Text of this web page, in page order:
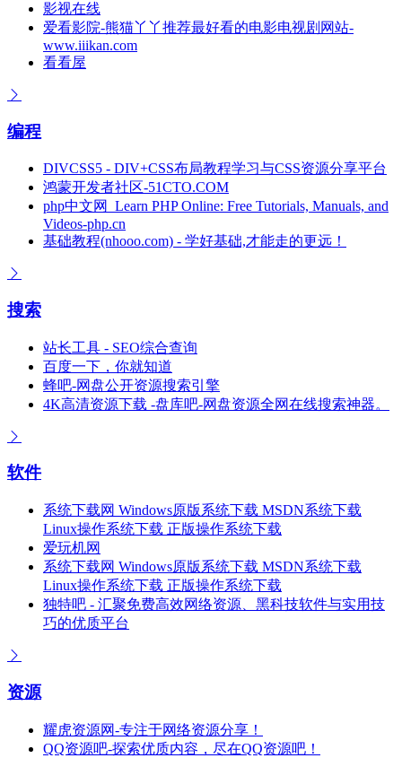
影视在线
爱看影院-熊猫丫丫推荐最好看的电影电视剧网站-
www.iiikan.com
看看屋
编程
DIVCSS5 - DIV+CSS布局教程学习与CSS资源分享平台
鸿蒙开发者社区-51CTO.COM
php中文网_Learn PHP Online: Free Tutorials, Manuals, and
Videos-php.cn
基础教程(nhooo.com) - 学好基础,才能走的更远！
搜索
站长工具 - SEO综合查询
百度一下，你就知道
蜂吧-网盘公开资源搜索引擎
4K高清资源下载 -盘库吧-网盘资源全网在线搜索神器。
软件
系统下载网 Windows原版系统下载 MSDN系统下载
Linux操作系统下载 正版操作系统下载
爱玩机网
系统下载网 Windows原版系统下载 MSDN系统下载
Linux操作系统下载 正版操作系统下载
独特吧 - 汇聚免费高效网络资源、黑科技软件与实用技
巧的优质平台
资源
耀虎资源网-专注于网络资源分享！
QQ资源吧-探索优质内容，尽在QQ资源吧！